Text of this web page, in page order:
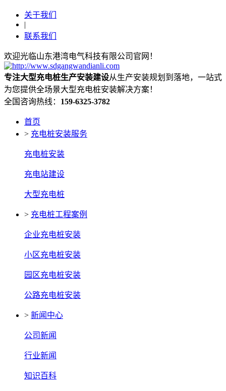
关于我们
|
联系我们
欢迎光临山东港湾电气科技有限公司官网！
专注大型充电桩生产安装建设从生产安装规划到落地，一站式
为您提供全场景大型充电桩安装解决方案！
全国咨询热线： 159-6325-3782
首页
> 充电桩安装服务
充电桩安装
充电站建设
大型充电桩
> 充电桩工程案例
企业充电桩安装
小区充电桩安装
园区充电桩安装
公路充电桩安装
> 新闻中心
公司新闻
行业新闻
知识百科